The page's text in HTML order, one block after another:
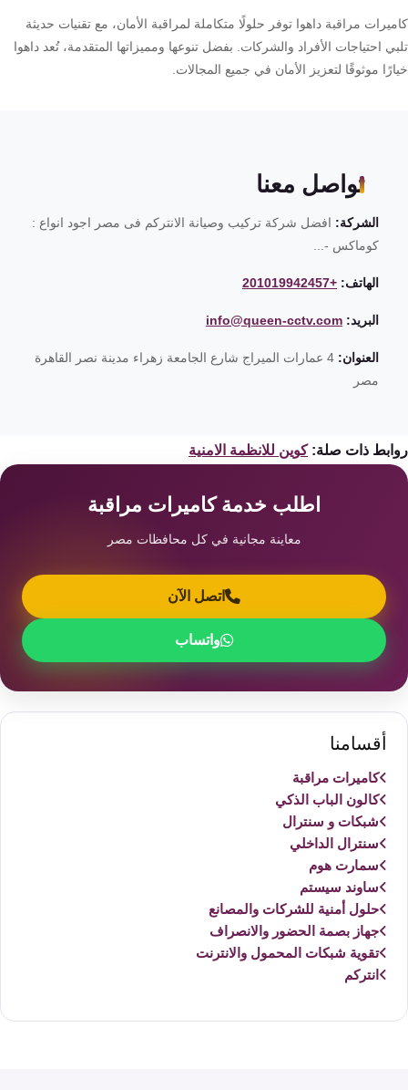
مراقبة داهوا توفر حلولًا متكاملة لمراقبة الأمان، مع تقنيات حديثة
احتياجات الأفراد والشركات. بفضل تنوعها ومميزاتها المتقدمة، تُعد داهوا
موثوقًا لتعزيز الأمان في جميع المجالات.
تواصل معنا
الشركة:افضل شركة تركيب وصيانة الانتركم فى مصر اجود انواع :
كوماكس -...
الهاتف: +201019942457
البريد: info@queen-cctv.com
العنوان:
4 عمارات الميراج شارع الجامعة زهراء مدينة نصر القاهرة
مصر
ذات صلة: كوين للانظمة الامنية
اطلب خدمة كاميرات مراقبة
معاينة مجانية في كل محافظات مصر
اتصل الآن
واتساب
أقسامنا
كاميرات مراقبة
كالون الباب الذكي
شبكات و سنترال
سنترال الداخلي
سمارت هوم
ساوند سيستم
حلول أمنية للشركات والمصانع
جهاز بصمة الحضور والانصراف
تقوية شبكات المحمول والانترنت
انتركم